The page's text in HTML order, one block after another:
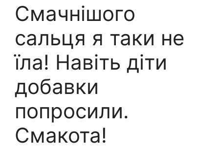
Смачнішого
сальця я таки не
їла! Навіть діти
добавки
попросили.
Смакота!